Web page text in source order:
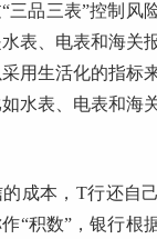
三品三表”控制风
表、电表和海关
用生活化的指标
水表、电表和海
成本，T行还自
“积数”，银行根